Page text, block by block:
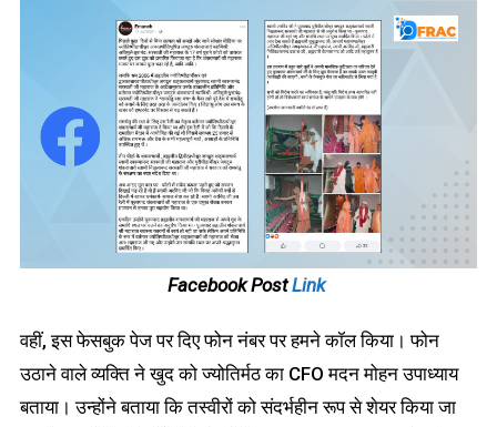
Facebook PostLink
वहीं, इस फेसबुक पेज पर दिए फोन नंबर पर हमने कॉल किया। फोन
उठाने वाले व्यक्ति ने खुद को ज्योतिर्मठ का CFO मदन मोहन उपाध्याय
बताया। उन्होंने बताया कि तस्वीरों को संदर्भहीन रूप से शेयर किया जा